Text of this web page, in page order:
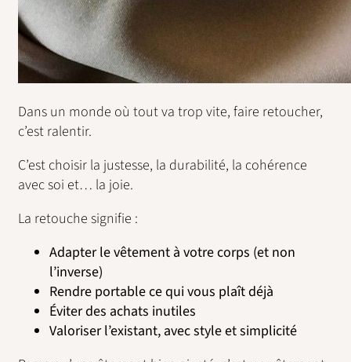
Dans un monde où tout va trop vite, faire retoucher,
c’est ralentir.
C’est choisir la justesse, la durabilité, la cohérence
avec soi et… la joie.
La retouche signifie :
Adapter le vêtement à votre corps (et non
l’inverse)
Rendre portable ce qui vous plaît déjà
Éviter des achats inutiles
Valoriser l’existant, avec style et simplicité